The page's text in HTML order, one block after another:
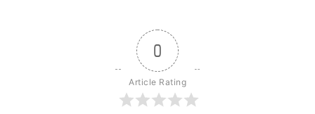
0
Article Rating